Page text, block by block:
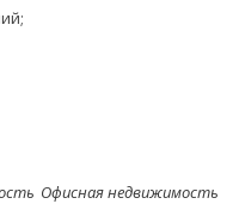
Офисная недвижимость